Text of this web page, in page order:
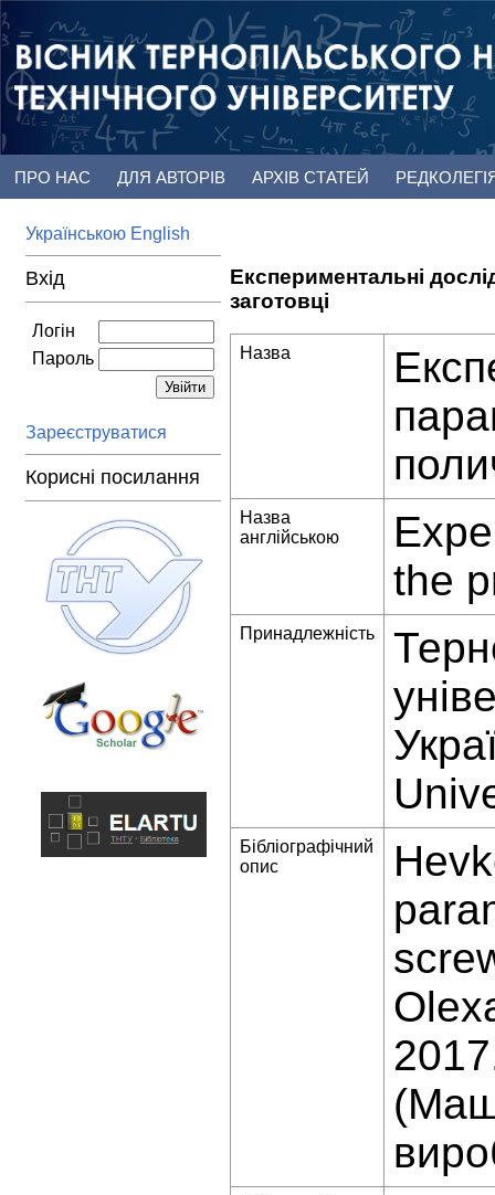
ПРО НАС ДЛЯ АВТОРІВ АРХІВ СТАТЕЙ
Українською English
Вхід
Логін
Пароль
Зареєструватися
Корисні посилання
Експериментальні
заготовці
Назва
Назва
англійською
the
Принадлежність
Бібліографічний
опис